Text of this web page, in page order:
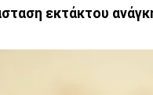
εκτάκτου